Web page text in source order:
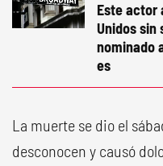
Este actor
Unidos sin
nominado
es
La muerte se dio el
desconocen y causó